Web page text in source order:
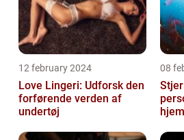
12 february 2024
Love Lingeri: Udforsk den
forførende verden af
undertøj
08
hjem